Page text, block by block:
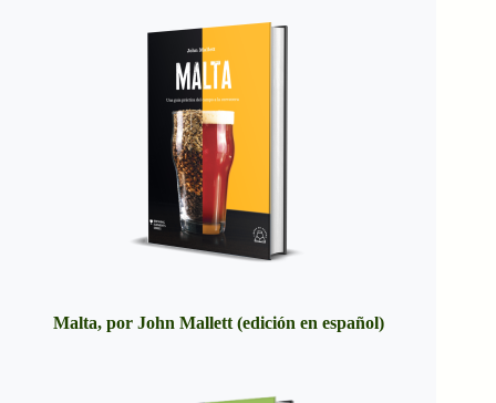
Malta, por John Mallett (edición en español)